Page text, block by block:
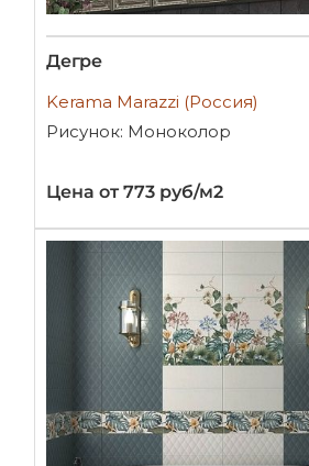
Дегре
Kerama Marazzi (Россия)
Рисунок: Моноколор
Цена от 773 руб/м2